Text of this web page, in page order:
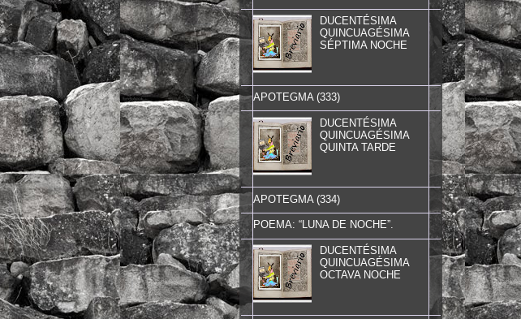
DUCENTÉSIMA
QUINCUAGÉSIMA
SÉPTIMA NOCHE
APOTEGMA (333)
DUCENTÉSIMA
QUINCUAGÉSIMA
QUINTA TARDE
APOTEGMA (334)
POEMA: “LUNA DE NOCHE”.
DUCENTÉSIMA
QUINCUAGÉSIMA
OCTAVA NOCHE